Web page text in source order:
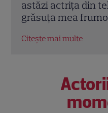
legenda
Citește mai multe